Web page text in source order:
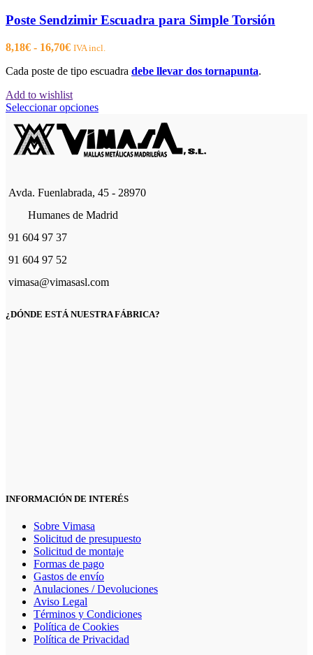
Poste Sendzimir Escuadra para Simple Torsión
8,18€ - 16,70€Rango
precios:
8,18€
hasta
IVA incl.
Cada poste de tipo escuadra debe llevar dos tornapunta.
Add to wishlist
Seleccionar opcionesEste
tiene
múltiples
variantes.
se
elegir
producto
Avda. Fuenlabrada, 45 - 28970
Humanes de Madrid
91 604 97 37
91 604 97 52
vimasa@vimasasl.com
¿DÓNDE ESTÁ NUESTRA FÁBRICA?
INFORMACIÓN DE INTERÉS
Sobre Vimasa
Solicitud de presupuesto
Solicitud de montaje
Formas de pago
Gastos de envío
Anulaciones / Devoluciones
Aviso Legal
Términos y Condiciones
Política de Cookies
Política de Privacidad